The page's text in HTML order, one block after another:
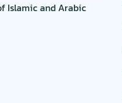
Islamic and Arabic